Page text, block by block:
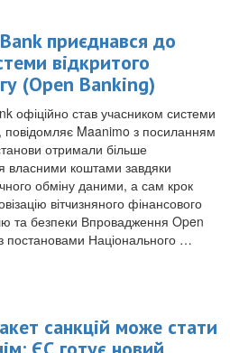
приєднався до
відкритого
(Open Banking)
офіційно став учасником системи
повідомляє Maanimo з посиланням
отримали більше
власними коштами завдяки
обміну даними, а сам крок
вітчизняного фінансового
та безпеки Впровадження Open
з постановами Національного …
санкцій може стати